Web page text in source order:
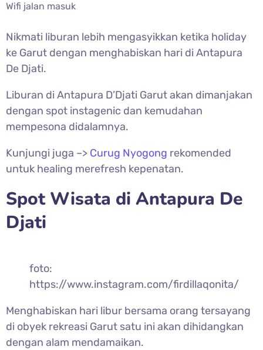
Wifi jalan masuk
Nikmati liburan lebih mengasyikkan ketika holiday
ke Garut dengan menghabiskan hari di Antapura
De Djati.
Liburan di Antapura D’Djati Garut akan dimanjakan
dengan spot instagenic dan kemudahan
mempesona didalamnya.
Kunjungi juga –> Curug Nyogong rekomended
untuk healing merefresh kepenatan.
Spot Wisata di Antapura De
Djati
foto:
https://www.instagram.com/firdillaqonita/
Menghabiskan hari libur bersama orang tersayang
di obyek rekreasi Garut satu ini akan dihidangkan
dengan alam mendamaikan.